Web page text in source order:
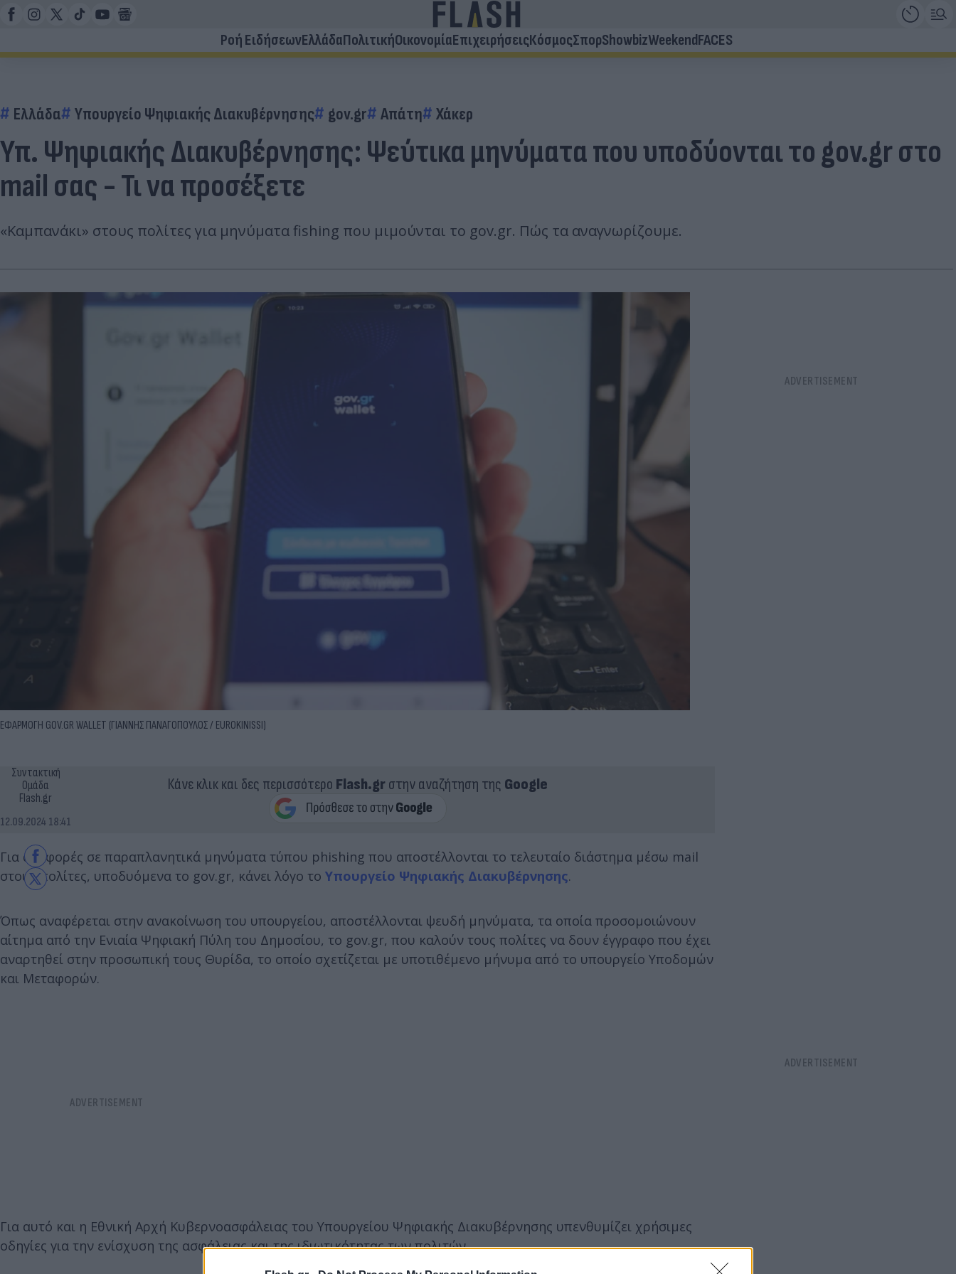
Ροή ΕιδήσεωνΕλλάδαΠολιτικήΟικονομίαΕπιχειρήσειςΚόσμοςΣπορShowbizWeekendFACES
Ελλάδα Υπουργείο Ψηφιακής Διακυβέρνησης gov.gr Απάτη Χάκερ
Υπ. Ψηφιακής Διακυβέρνησης: Ψεύτικα μηνύματα που υποδύονται το gov.gr στο
mail σας - Τι να προσέξετε
«Καμπανάκι» στους πολίτες για μηνύματα fishing που μιμούνται το gov.gr. Πώς τα αναγνωρίζουμε.
ΕΦΑΡΜΟΓΗ GOV.GR WALLET (ΓΙΑΝΝΗΣ ΠΑΝΑΓΟΠΟΥΛΟΣ / EUROKINISSI)
Συντακτική
Ομάδα
Flash.gr
12.09.2024 18:41
Κάνε κλικ και δες περισσότερο Flash.grστην αναζήτηση της Google
Για αναφορές σε παραπλανητικά μηνύματα τύπου phishing που αποστέλλονται το τελευταίο διάστημα μέσω mail
στους πολίτες, υποδυόμενα το gov.gr, κάνει λόγο το Υπουργείο Ψηφιακής Διακυβέρνησης.
Όπως αναφέρεται στην ανακοίνωση του υπουργείου, αποστέλλονται ψευδή μηνύματα, τα οποία προσομοιώνουν
αίτημα από την Ενιαία Ψηφιακή Πύλη του Δημοσίου, το gov.gr, που καλούν τους πολίτες να δουν έγγραφο που έχει
αναρτηθεί στην προσωπική τους Θυρίδα, το οποίο σχετίζεται με υποτιθέμενο μήνυμα από το υπουργείο Υποδομών
και Μεταφορών.
Για αυτό και η Εθνική Αρχή Κυβερνοασφάλειας του Υπουργείου Ψηφιακής Διακυβέρνησης υπενθυμίζει χρήσιμες
οδηγίες για την ενίσχυση της ασφάλειας και της ιδιωτικότητας των πολιτών.